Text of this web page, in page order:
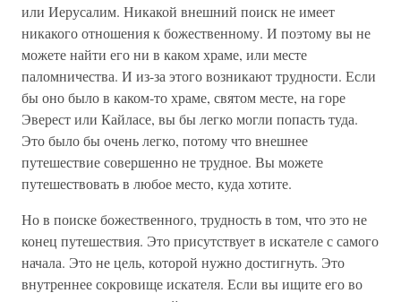
или Иерусалим. Никакой внешний поиск не имеет
никакого отношения к божественному. И поэтому вы не
можете найти его ни в каком храме, или месте
паломничества. И из-за этого возникают трудности. Если
бы оно было в каком-то храме, святом месте, на горе
Эверест или Кайласе, вы бы легко могли попасть туда.
Это было бы очень легко, потому что внешнее
путешествие совершенно не трудное. Вы можете
путешествовать в любое место, куда хотите.
Но в поиске божественного, трудность в том, что это не
конец путешествия. Это присутствует в искателе с самого
начала. Это не цель, которой нужно достигнуть. Это
внутреннее сокровище искателя. Если вы ищите его во